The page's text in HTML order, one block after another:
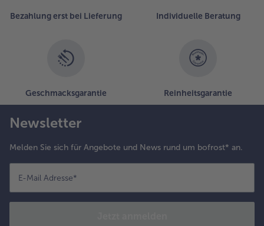
Bezahlung erst bei Lieferung Individuelle Beratung
Geschmacksgarantie Reinheitsgarantie
Newsletter
Melden Sie sich für Angebote und News rund um bofrost* an.
E-Mail Adresse*